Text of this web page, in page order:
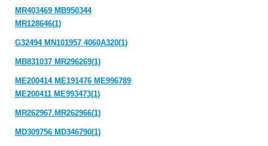
MR403469 MB950344
MR128646(1)
G32494 MN101957 4060A320(1)
MB831037 MR296269(1)
ME200414 ME191476 ME996789
ME200411 ME993473(1)
MR262967.MR262966(1)
MD309756 MD346790(1)